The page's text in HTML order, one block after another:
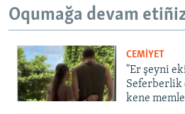
Oqumağa devam
CEMİYET
"Er şeyni
Seferberlik
kene